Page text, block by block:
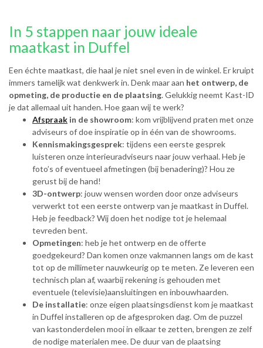
In 5 stappen naar jouw ideale
maatkast in Duffel
Een échte maatkast, die haal je niet snel even in de winkel. Er kruipt
immers tamelijk wat denkwerk in. Denk maar aan het ontwerp, de
opmeting, de productie en de plaatsing. Gelukkig neemt Kast-ID
je dat allemaal uit handen. Hoe gaan wij te werk?
Afspraak in de showroom: kom vrijblijvend praten met onze
adviseurs of doe inspiratie op in één van de showrooms.
Kennismakingsgesprek: tijdens een eerste gesprek
luisteren onze interieuradviseurs naar jouw verhaal. Heb je
foto’s of eventueel afmetingen (bij benadering)? Hou ze
gerust bij de hand!
3D-ontwerp: jouw wensen worden door onze adviseurs
verwerkt tot een eerste ontwerp van je maatkast in Duffel.
Heb je feedback? Wij doen het nodige tot je helemaal
tevreden bent.
Opmetingen: heb je het ontwerp en de offerte
goedgekeurd? Dan komen onze vakmannen langs om de kast
tot op de millimeter nauwkeurig op te meten. Ze leveren een
technisch plan af, waarbij rekening is gehouden met
eventuele (televisie)aansluitingen en inbouwhaarden.
De installatie: onze eigen plaatsingsdienst kom je maatkast
in Duffel installeren op de afgesproken dag. Om de puzzel
van kastonderdelen mooi in elkaar te zetten, brengen ze zelf
de nodige materialen mee. De duur van de plaatsing